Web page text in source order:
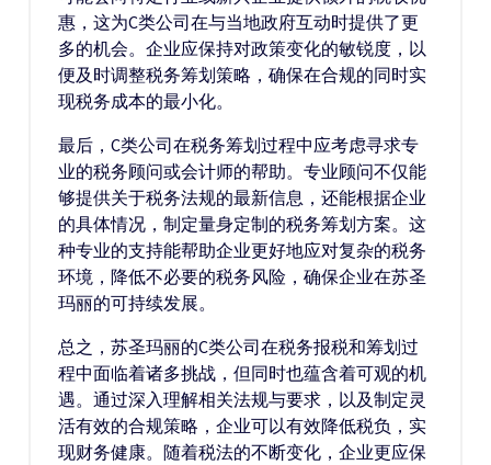
惠，这为C类公司在与当地政府互动时提供了更
多的机会。企业应保持对政策变化的敏锐度，以
便及时调整税务筹划策略，确保在合规的同时实
现税务成本的最小化。
最后，C类公司在税务筹划过程中应考虑寻求专
业的税务顾问或会计师的帮助。专业顾问不仅能
够提供关于税务法规的最新信息，还能根据企业
的具体情况，制定量身定制的税务筹划方案。这
种专业的支持能帮助企业更好地应对复杂的税务
环境，降低不必要的税务风险，确保企业在苏圣
玛丽的可持续发展。
总之，苏圣玛丽的C类公司在税务报税和筹划过
程中面临着诸多挑战，但同时也蕴含着可观的机
遇。通过深入理解相关法规与要求，以及制定灵
活有效的合规策略，企业可以有效降低税负，实
现财务健康。随着税法的不断变化，企业更应保